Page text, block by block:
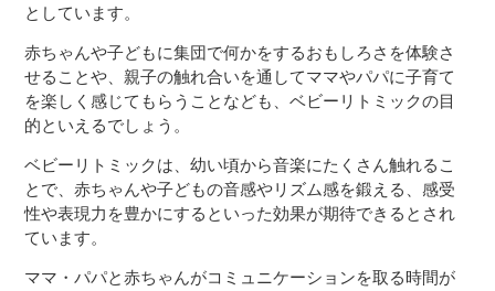
としています。
赤ちゃんや子どもに集団で何かをするおもしろさを体験さ
せることや、親子の触れ合いを通してママやパパに子育て
を楽しく感じてもらうことなども、ベビーリトミックの目
的といえるでしょう。
ベビーリトミックは、幼い頃から音楽にたくさん触れるこ
とで、赤ちゃんや子どもの音感やリズム感を鍛える、感受
性や表現力を豊かにするといった効果が期待できるとされ
ています。
ママ・パパと赤ちゃんがコミュニケーションを取る時間が